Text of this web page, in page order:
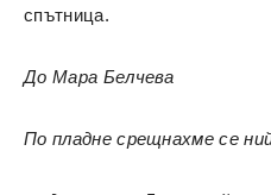
спътница.
До Мара Белчева
По пладне срещнахме се